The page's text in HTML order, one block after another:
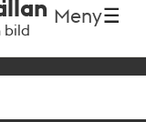
bild
Meny